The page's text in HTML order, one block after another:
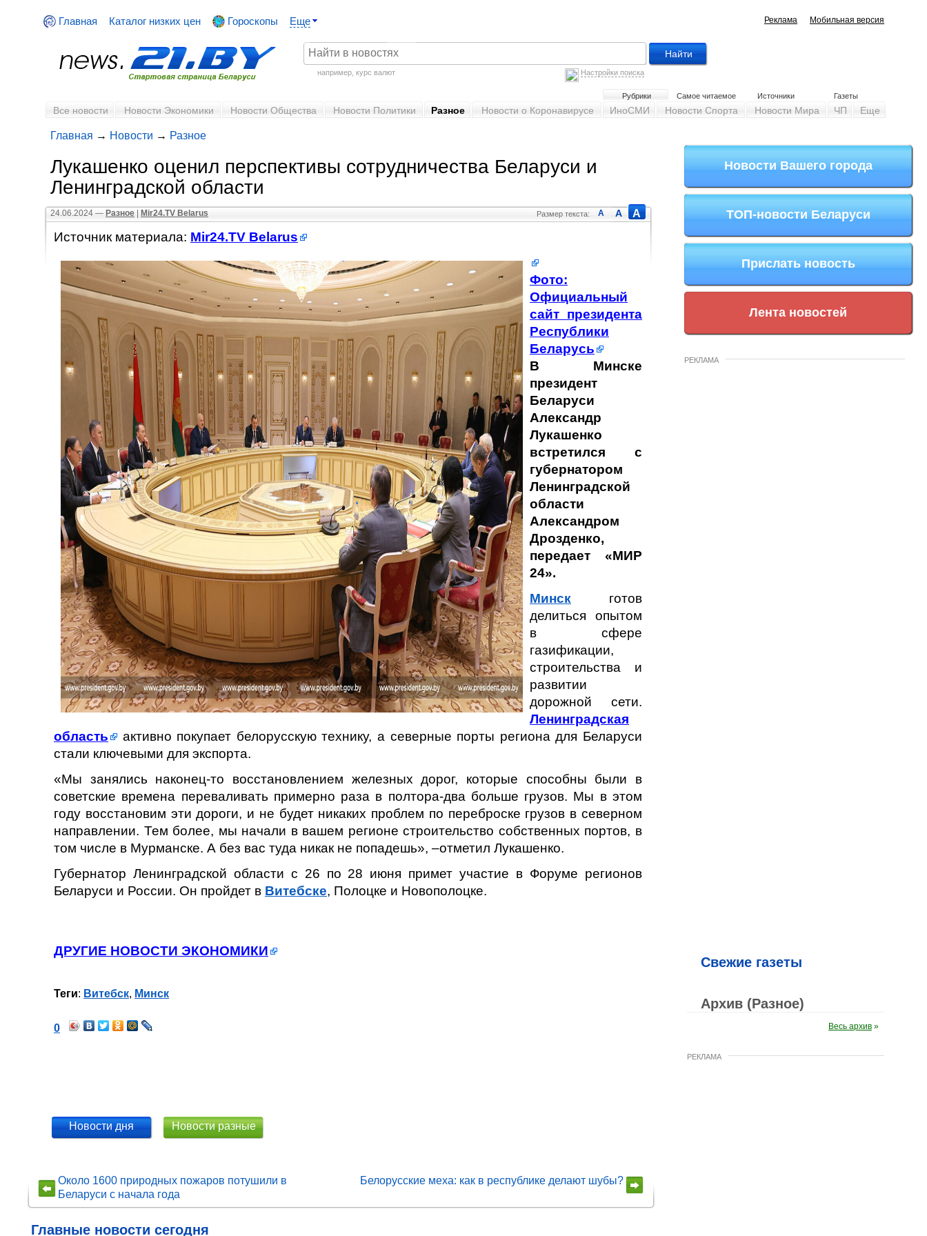
Главная Каталог низких цен Гороскопы Еще Мобильная версия
Реклама
например, курс валют Настройки поиска
Газеты
Источники
Самое читаемое
Рубрики
Все новости Новости Экономики Новости Общества Новости Политики Разное Новости о Коронавирусе ИноСМИ Новости Спорта Новости Мира ЧП Еще
Главная → Новости → Разное
Лукашенко оценил перспективы сотрудничества Беларуси и
Ленинградской области
24.06.2024 — Разное Mir24.TV Belarus Размер текста: A A A
Источник материала: Mir24.TV Belarus
Фото:
Официальный
сайт президента
Республики
Беларусь
В Минске
президент
Беларуси
Александр
Лукашенко
встретился с
губернатором
Ленинградской
области
Александром
Дрозденко,
передает «МИР
24».
Минск готов
делиться опытом
в сфере
газификации,
строительства и
развитии
дорожной сети.
Ленинградская
область
активно покупает белорусскую технику, а северные порты региона для Беларуси
стали ключевыми для экспорта.
«Мы занялись наконец-то восстановлением железных дорог, которые способны были в
советские времена переваливать примерно раза в полтора-два больше грузов. Мы в этом
году восстановим эти дороги, и не будет никаких проблем по переброске грузов в северном
направлении. Тем более, мы начали в вашем регионе строительство собственных портов, в
том числе в Мурманске. А без вас туда никак не попадешь», –отметил Лукашенко.
Губернатор Ленинградской области с 26 по 28 июня примет участие в Форуме регионов
Беларуси и России. Он пройдет в Витебске, Полоцке и Новополоцке.
ДРУГИЕ НОВОСТИ ЭКОНОМИКИ
Теги: Витебск, Минск
0
Новости дня Новости разные
Около 1600 природных пожаров потушили в
Беларуси с начала года
Белорусские меха: как в республике делают шубы?
Главные новости сегодня
Новости Вашего города
ТОП-новости Беларуси
Прислать новость
Лента новостей
РЕКЛАМА
Свежие газеты
Архив (Разное)
Весь архив »
РЕКЛАМА